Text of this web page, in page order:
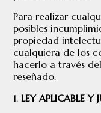
Para realizar
posibles
propiedad
cualquiera de los
hacerlo a través
reseñado.
LEY APLICABLE Y